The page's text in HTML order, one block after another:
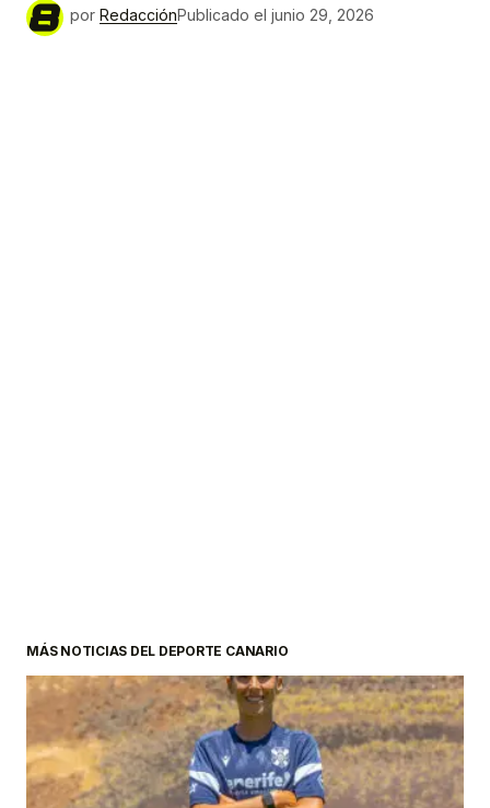
por RedacciónPublicado el junio 29, 2026
MÁS NOTICIAS DEL DEPORTE CANARIO